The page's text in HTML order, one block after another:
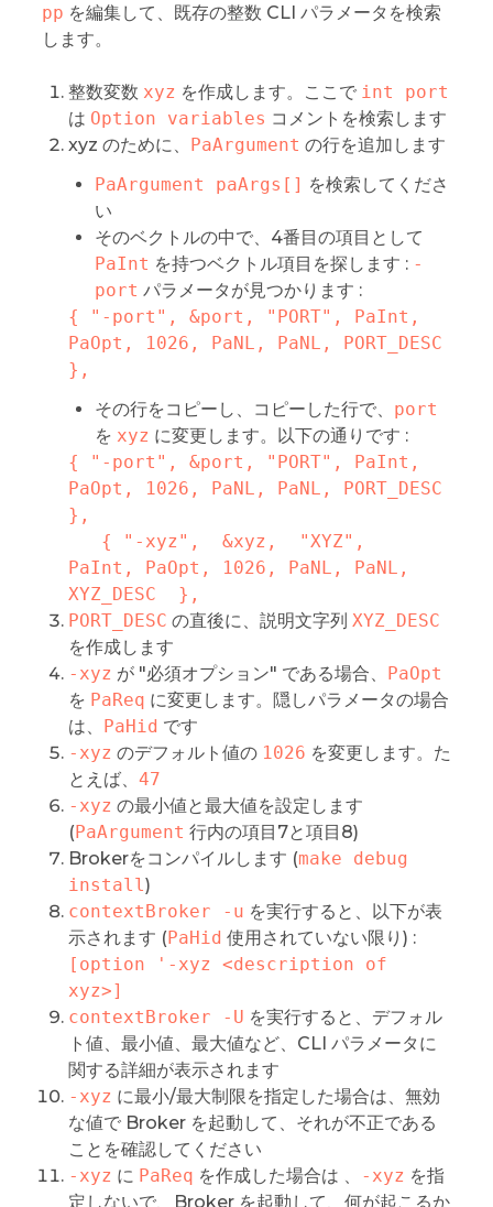
pp を編集して、既存の整数 CLI パラメータを検索
します。
整数変数 xyz を作成します。ここで int port
は Option variables コメントを検索します
xyz のために、 PaArgument の行を追加します
PaArgument paArgs[] を検索してくださ
い
そのベクトルの中で、4番目の項目として
PaInt を持つベクトル項目を探します : -
port パラメータが見つかります :
{ "-port", &port, "PORT", PaInt,
PaOpt, 1026, PaNL, PaNL, PORT_DESC
},
その行をコピーし、コピーした行で、 port
を xyz に変更します。以下の通りです :
{ "-port", &port, "PORT", PaInt,
PaOpt, 1026, PaNL, PaNL, PORT_DESC
},
PaInt, PaOpt, 1026, PaNL, PaNL,
XYZ_DESC  },
PORT_DESC の直後に、説明文字列 XYZ_DESC
を作成します
-xyz が "必須オプション" である場合、 PaOpt
を PaReq に変更します。隠しパラメータの場合
は、 PaHid です
-xyz のデフォルト値の 1026 を変更します。た
とえば、 47
-xyz の最小値と最大値を設定します
(PaArgument 行内の項目7と項目8)
Brokerをコンパイルします (make debug
install)
contextBroker -u を実行すると、以下が表
示されます (PaHid 使用されていない限り) :
[option '-xyz <description of
xyz>]
contextBroker -U を実行すると、デフォル
ト値、最小値、最大値など、CLI パラメータに
関する詳細が表示されます
-xyz に最小/最大制限を指定した場合は、無効
な値で Broker を起動して、それが不正である
ことを確認してください
-xyz に PaReq を作成した場合は 、 -xyz を指
定しないで、Broker を起動して、何が起こるか